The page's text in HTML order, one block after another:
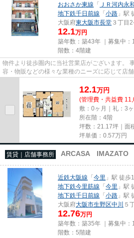
おおさか東線 「 ＪＲ河内永
地下鉄千日前線 「小路 」駅
大阪府東大阪市長堂 ３丁目
12.1万円
築年数：築43年 ｜募集中：
階数：4階建
物件より徒歩圏内に当社営業店がございます。
容・物販などの様々な業種のニーズに応じて店
尚、弊社ではおとり広告は一切...
12.1万円
(管理費・共益費
敷：0ヶ月｜礼：3
所在階：4階
坪数：21.17坪｜面
坪単価： 0.57万円
賃貸｜店舗事務所 ARCASA IMAZATO
近鉄大阪線 「今里 」駅 徒歩
地下鉄今里筋線 「今里 」駅
地下鉄千日前線 「小路 」駅
大阪府大阪市生野区中川 ５
12.76万円
築年数：築35年 ｜募集中：
階数：5階建